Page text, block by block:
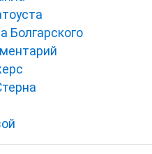
Болгарского